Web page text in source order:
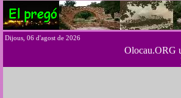
Dijous, 06 d'agost de 2026
Olocau.ORG